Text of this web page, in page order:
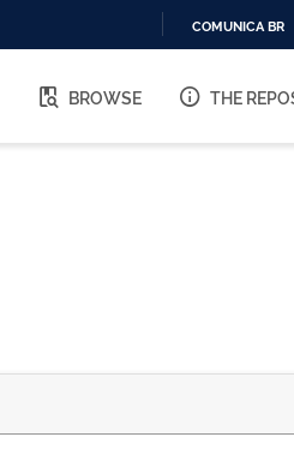
O
COMUNICA BR
BROWSE THE